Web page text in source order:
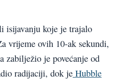
isijavanju koje je trajalo
vrijeme ovih 10-ak sekundi,
zabilježio je povećanje od
radijaciji, dok je Hubble